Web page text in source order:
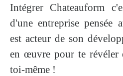
Intégrer Chateauform
d'une entreprise pensée
est acteur de son
en œuvre pour te révéler
toi-même !